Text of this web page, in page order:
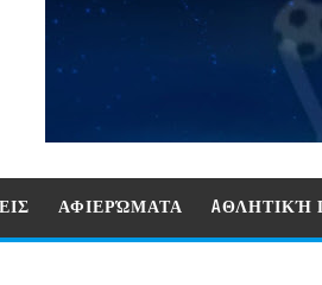
ΑΦΙΕΡΏΜΑΤΑ AΘΛΗΤΙΚΉ